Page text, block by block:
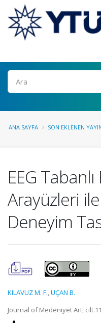
Ara
ANA SAYFA SON EKLENEN
EEG
Arayüzleri
Deneyim
KILAVUZ M. F.,UÇAN B.
Journal of Medeniyet Art,